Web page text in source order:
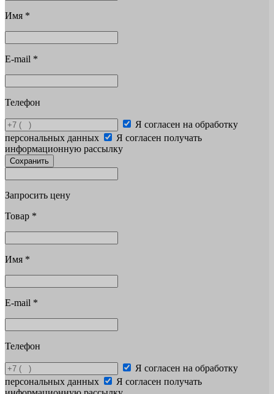
Имя *
E-mail *
Телефон
Я согласен на обработку
персональных данных
Я согласен получать
информационную рассылку
Сохранить
Запросить цену
Товар *
Имя *
E-mail *
Телефон
Я согласен на обработку
персональных данных
Я согласен получать